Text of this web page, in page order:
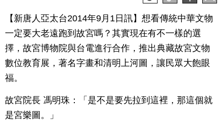
【新唐人亞太台2014年9月1日訊】想看傳統中華文物
一定要大老遠跑到故宮嗎？其實現在有不一樣的選
擇，故宮博物院與台電進行合作，推出典藏故宮文物
數位教育展，著名字畫和清明上河圖，讓民眾大飽眼
福。
故宮院長 馮明珠：「是不是要先拉到這裡，那這個就
是宮樂圖。」